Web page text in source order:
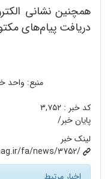
دریافت پیام‌های
منبع: واحد
کد خبر : ۳,۷۵۲
پایان خبر/
لینک خبر
fa/news/3752/
اخبار مرتبط